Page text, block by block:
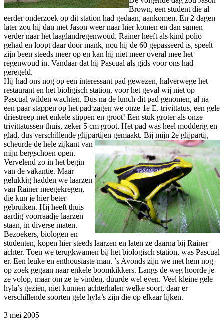
Brown, een student die al
eerder onderzoek op dit station had gedaan, aankomen. En 2 dagen
later zou hij dan met Jason weer naar hier komen en dan samen
verder naar het laaglandregenwoud. Rainer heeft als kind polio
gehad en loopt daar door mank, nou hij de 60 gepasseerd is, speelt
zijn been steeds meer op en kan hij niet meer overal mee het
regenwoud in. Vandaar dat hij Pascual als gids voor ons had
geregeld.
Hij had ons nog op een interessant pad gewezen, halverwege het
restaurant en het bioligisch station, voor het geval wij niet op
Pascual wilden wachten. Dus na de lunch dit pad genomen, al na
een paar stappen op het pad zagen we onze 1e E. trivittatus, een gele
driestreep met enkele stippen en groot! Een stuk groter als onze
trivittatussen thuis, zeker 5 cm groot. Het pad was heel modderig en
glad, dus verschillende glijpartijen gemaakt. Bij mijn 2e glijpartij,
scheurde de hele zijkant van
mijn bergschoen open.
Vervelend zo in het begin
van de vakantie. Maar
gelukkig hadden we laarzen
van Rainer meegekregen,
die kun je hier beter
gebruiken. Hij heeft thuis
aardig voorraadje laarzen
staan, in diverse maten.
Bezoekers, biologen en
studenten, kopen hier steeds laarzen en laten ze daarna bij Rainer
achter. Toen we terugkwamen bij het biologisch station, was Pascual
er. Een leuke en enthousiaste man. ’s Avonds zijn we met hem nog
op zoek gegaan naar enkele boomkikkers. Langs de weg hoorde je
ze volop, maar om ze te vinden, duurde wel even. Veel kleine gele
hyla’s gezien, niet kunnen achterhalen welke soort, daar er
verschillende soorten gele hyla’s zijn die op elkaar lijken.
3 mei 2005